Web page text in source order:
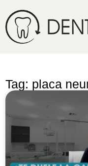
Tag: placa